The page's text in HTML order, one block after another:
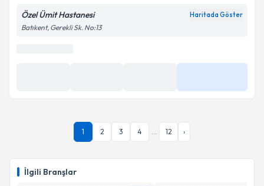
İlgili Branşlar
Özel Ümit Hastanesi Haritada Göster
Batıkent, Gerekli Sk. No:13
1 2 3 4 ... 12 ›